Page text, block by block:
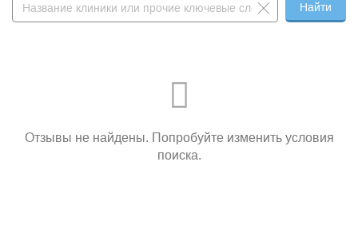
Найти
Отзывы не найдены. Попробуйте изменить условия
поиска.